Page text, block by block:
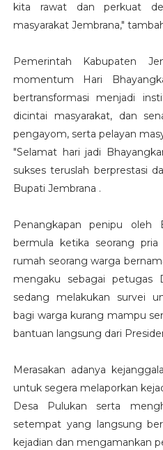
kita rawat dan perkuat
masyarakat Jembrana,"
Pemerintah Kabupaten
momentum Hari
bertransformasi menjadi
dicintai masyarakat, dan
pengayom, serta pelayan
"Selamat hari jadi
sukses teruslah berprestasi
Bupati Jembrana .
Penangkapan penipu oleh
bermula ketika seorang
rumah seorang warga
mengaku sebagai petugas
sedang melakukan survei
bagi warga kurang mampu
bantuan langsung dari
Merasakan adanya
untuk segera melaporkan
Desa Pulukan serta
setempat yang langsung
kejadian dan mengamankan